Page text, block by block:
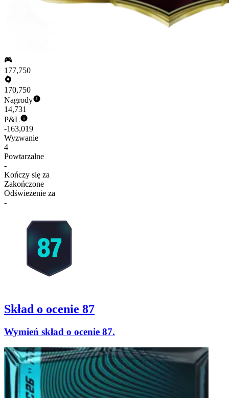
177,750
170,750
Nagrody
14,731
P&L
-163,019
Wyzwanie
4
Powtarzalne
-
Kończy się za
Zakończone
Odświeżenie za
-
Skład o ocenie 87
Wymień skład o ocenie 87.